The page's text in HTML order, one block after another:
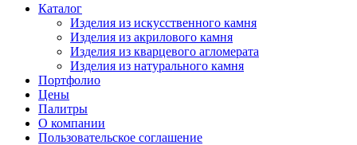
Каталог
Изделия из искусственного камня
Изделия из акрилового камня
Изделия из кварцевого агломерата
Изделия из натурального камня
Портфолио
Цены
Палитры
О компании
Пользовательское соглашение